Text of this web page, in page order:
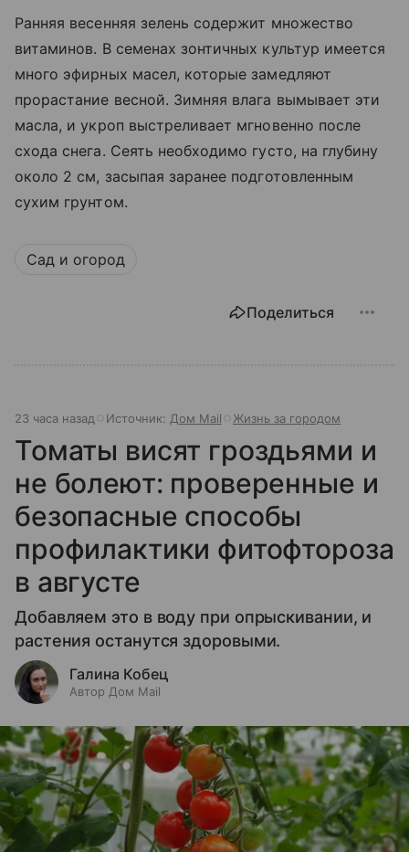
Ранняя весенняя зелень содержит множество
витаминов. В семенах зонтичных культур имеется
много эфирных масел, которые замедляют
прорастание весной. Зимняя влага вымывает эти
масла, и укроп выстреливает мгновенно после
схода снега. Сеять необходимо густо, на глубину
около 2 см, засыпая заранее подготовленным
сухим грунтом.
Сад и огород
Поделиться
23 часа назад Источник: Дом Mail Жизнь за городом
Томаты висят гроздьями и
не болеют: проверенные и
безопасные способы
профилактики фитофтороза
в августе
Добавляем это в воду при опрыскивании, и
растения останутся здоровыми.
Галина Кобец
Автор Дом Mail